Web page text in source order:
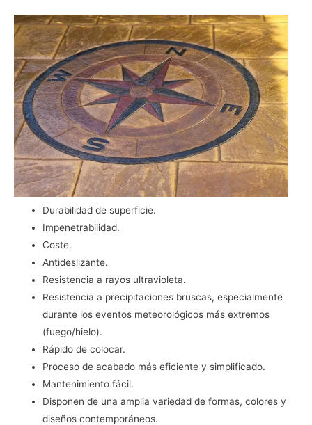
Durabilidad de superficie.
Impenetrabilidad.
Coste.
Antideslizante.
Resistencia a rayos ultravioleta.
Resistencia a precipitaciones bruscas, especialmente
durante los eventos meteorológicos más extremos
(fuego/hielo).
Rápido de colocar.
Proceso de acabado más eficiente y simplificado.
Mantenimiento fácil.
Disponen de una amplia variedad de formas, colores y
diseños contemporáneos.